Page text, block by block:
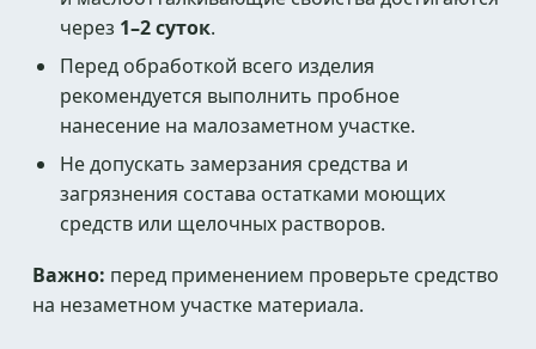
через 1–2 суток.
Перед обработкой всего изделия
рекомендуется выполнить пробное
нанесение на малозаметном участке.
Не допускать замерзания средства и
загрязнения состава остатками моющих
средств или щелочных растворов.
Важно: перед применением проверьте средство
на незаметном участке материала.